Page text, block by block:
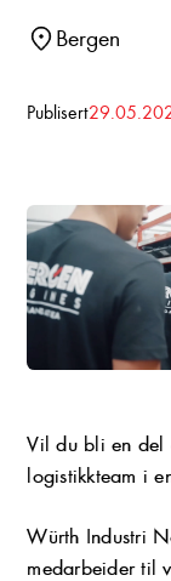
Bergen
Publisert
Vil du bli en del
logistikkteam i
Würth Industri
medarbeider til